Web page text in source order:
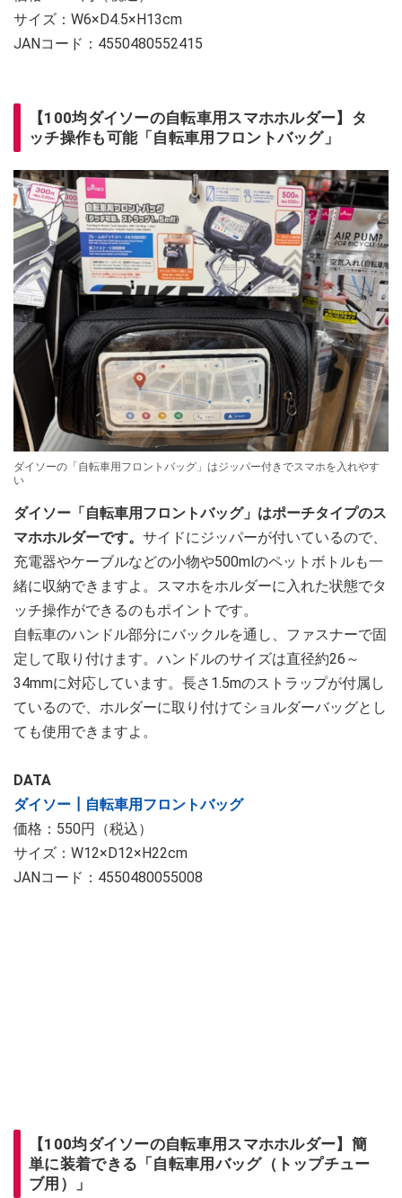
サイズ：W6×D4.5×H13cm
JANコード：4550480552415
【100均ダイソーの自転車用スマホホルダー】タ
ッチ操作も可能「自転車用フロントバッグ」
ダイソーの「自転車用フロントバッグ」はジッパー付きでスマホを入れやす
い
ダイソー「自転車用フロントバッグ」はポーチタイプのス
マホホルダーです。 サイドにジッパーが付いているので、
充電器やケーブルなどの小物や500mlのペットボトルも一
緒に収納できますよ。スマホをホルダーに入れた状態でタ
ッチ操作ができるのもポイントです。
自転車のハンドル部分にバックルを通し、ファスナーで固
定して取り付けます。ハンドルのサイズは直径約26～
34mmに対応しています。長さ1.5mのストラップが付属し
ているので、ホルダーに取り付けてショルダーバッグとし
ても使用できますよ。
DATA
ダイソー┃自転車用フロントバッグ
価格：550円（税込）
サイズ：W12×D12×H22cm
JANコード：4550480055008
【100均ダイソーの自転車用スマホホルダー】簡
単に装着できる「自転車用バッグ（トップチュー
ブ用）」